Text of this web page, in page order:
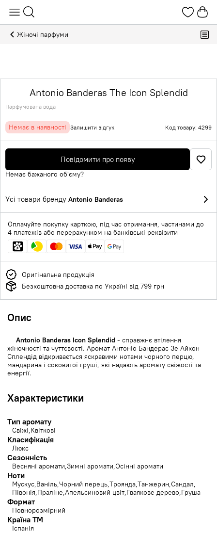
Жіночі парфуми
Antonio Banderas The Icon Splendid
Парфумована вода
Немає в наявності Залишити відгук Код товару: 4299
Повідомити про появу
Немає бажаного об'єму?
Усі товари бренду Antonio Banderas
Оплачуйте покупку карткою, під час отримання, частинами до
4 платежів або перерахунком на банківські реквізити
Оригінальна продукція
Безкоштовна доставка по Україні від 799 грн
Опис
Antonio Banderas Icon Splendid - справжнє втілення
жіночності та чуттєвості. Аромат Антоніо Бандерас Зе Айкон
Сплендід відкривається яскравими нотами чорного перцю,
мандарина і соковитої груші, які надають аромату свіжості та
енергії.
Характеристики
Тип аромату
Свіжі Квіткові
Класифікація
Люкс
Сезонність
Весняні аромати Зимні аромати Осінні аромати
Ноти
Мускус Ваніль Чорний перець Троянда Танжерин Сандал
Півонія Праліне Апельсиновий цвіт Гваякове дерево Груша
Формат
Повнорозмірний
Країна ТМ
Іспанія